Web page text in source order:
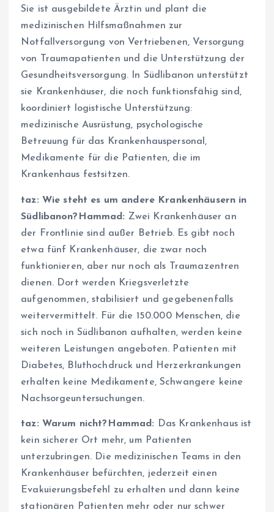
Sie ist ausgebildete Ärztin und plant die
medizinischen Hilfsmaßnahmen zur
Notfallversorgung von Vertriebenen, Versorgung
von Traumapatienten und die Unterstützung der
Gesundheitsversorgung. In Südlibanon unterstützt
sie Krankenhäuser, die noch funktionsfähig sind,
koordiniert logistische Unterstützung:
medizinische Ausrüstung, psychologische
Betreuung für das Krankenhauspersonal,
Medikamente für die Patienten, die im
Krankenhaus festsitzen.
taz: Wie steht es um andere Krankenhäusern in
Südlibanon? Hammad: Zwei Krankenhäuser an
der Frontlinie sind außer Betrieb. Es gibt noch
etwa fünf Krankenhäuser, die zwar noch
funktionieren, aber nur noch als Traumazentren
dienen. Dort werden Kriegsverletzte
aufgenommen, stabilisiert und gegebenenfalls
weitervermittelt. Für die 150.000 Menschen, die
sich noch in Südlibanon aufhalten, werden keine
weiteren Leistungen angeboten. Patienten mit
Diabetes, Bluthochdruck und Herzerkrankungen
erhalten keine Medikamente, Schwangere keine
Nachsorgeuntersuchungen.
taz: Warum nicht? Hammad: Das Krankenhaus ist
kein sicherer Ort mehr, um Patienten
unterzubringen. Die medizinischen Teams in den
Krankenhäuser befürchten, jederzeit einen
Evakuierungsbefehl zu erhalten und dann keine
stationären Patienten mehr oder nur schwer